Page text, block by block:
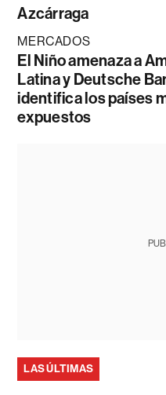
Azcárraga
MERCADOS
El Niño amenaza a
Latina y Deutsche
identifica los países
expuestos
LAS ÚLTIMAS